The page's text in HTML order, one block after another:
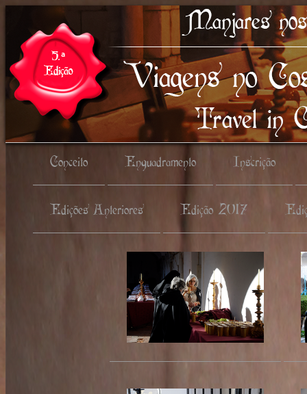
Conceito Enquadramento Inscrição
Edições Anteriores Edição 2017